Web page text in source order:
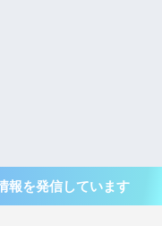
報を発信しています